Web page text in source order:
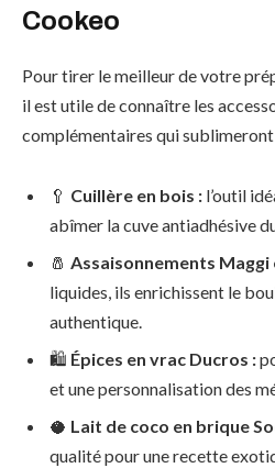
Cookeo
Pour tirer le meilleur de votre
il est utile de connaître les
complémentaires qui
🥄 Cuillère en bois : l’outil
abîmer la cuve antiadhésive
🧂 Assaisonnements Maggi
liquides, ils enrichissent le
authentique.
🛍️ Épices en vrac Ducros :
et une personnalisation des
🥥 Lait de coco en brique
qualité pour une recette